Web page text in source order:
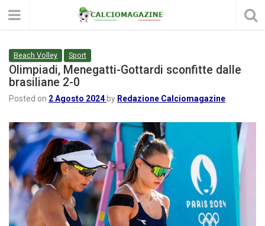
Beach Volley Sport
Olimpiadi, Menegatti-Gottardi sconfitte dalle
brasiliane 2-0
Posted on 2 Agosto 2024 by Redazione Calciomagazine